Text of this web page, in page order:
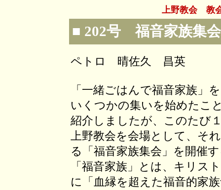
上野教会 教
■ 202号 福音家族集会
ペトロ 晴佐久 昌英
「一緒ごはんで福音家族」
いくつかの集いを始めたこ
紹介しましたが、このたび
上野教会を会場として、そ
る「福音家族集会」を開催
「福音家族」とは、キリス
に「血縁を超えた福音的家